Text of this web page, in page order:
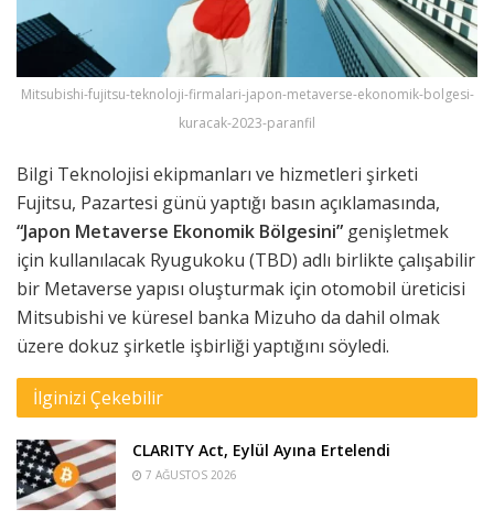
Mitsubishi-fujitsu-teknoloji-firmalari-japon-metaverse-ekonomik-bolgesi-
kuracak-2023-paranfil
Bilgi Teknolojisi ekipmanları ve hizmetleri şirketi
Fujitsu, Pazartesi günü yaptığı basın açıklamasında,
“Japon Metaverse Ekonomik Bölgesini” genişletmek
için kullanılacak Ryugukoku (TBD) adlı birlikte çalışabilir
bir Metaverse yapısı oluşturmak için otomobil üreticisi
Mitsubishi ve küresel banka Mizuho da dahil olmak
üzere dokuz şirketle işbirliği yaptığını söyledi.
İlginizi Çekebilir
CLARITY Act, Eylül Ayına Ertelendi
7 AĞUSTOS 2026